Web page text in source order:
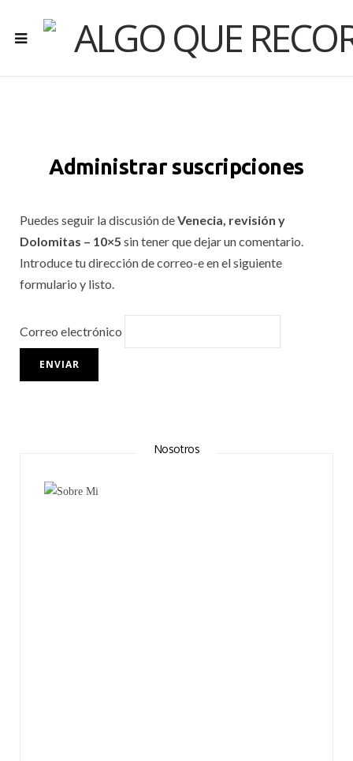
Administrar suscripciones
Puedes seguir la discusión deVenecia, revisión y
Dolomitas – 10×5 sin tener que dejar un comentario.
Introduce tu dirección de correo-e en el siguiente
formulario y listo.
Correo electrónico
Nosotros